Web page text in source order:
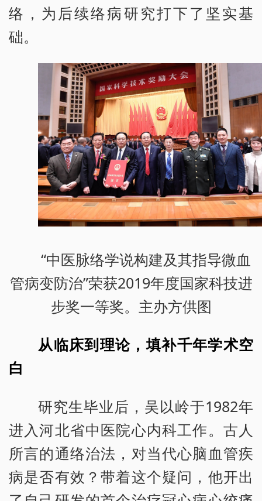
络，为后续络病研究打下了坚实基
础。
“中医脉络学说构建及其指导微血
管病变防治”荣获2019年度国家科技进
步奖一等奖。主办方供图
从临床到理论，填补千年学术空
白
研究生毕业后，吴以岭于1982年
进入河北省中医院心内科工作。古人
所言的通络治法，对当代心脑血管疾
病是否有效？带着这个疑问，他开出